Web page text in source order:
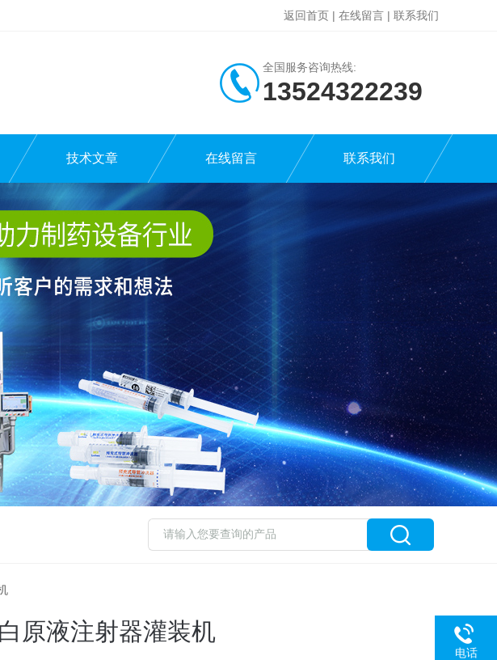
返回首页 | 在线留言 | 联系我们
全国服务咨询热线:
13524322239
技术文章 在线留言 联系我们
原液注射器灌装机
电话